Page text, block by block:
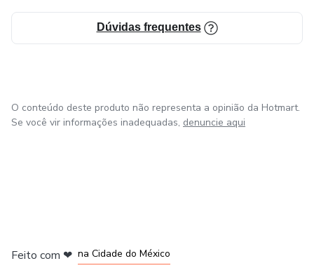
Aproveite o preço promocional de lançamento de R$19,90
e inicie sua jornada de crescimento financeiro com O Código
da Riqueza – o guia para alcançar seus objetivos com
Dúvidas frequentes
O conteúdo deste produto não representa a opinião da Hotmart.
Se você vir informações inadequadas, denuncie aqui
Feito com ❤ na Cidade do México